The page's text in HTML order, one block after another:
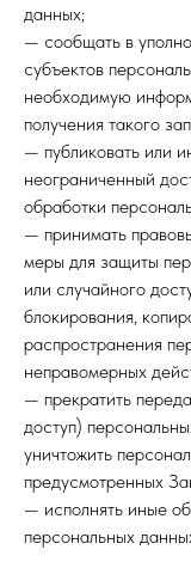
данных;
— сообщать в
субъектов
необходимую
получения такого
— публиковать или
неограниченный
обработки
— принимать
меры для защиты
или случайного
блокирования,
распространения
неправомерных
— прекратить
доступ)
уничтожить
предусмотренных
— исполнять иные
персональных